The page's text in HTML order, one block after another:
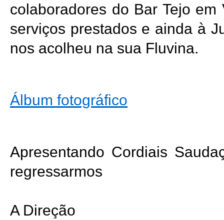
colaboradores do Bar Tejo
serviços prestados e ainda à
nos acolheu na sua Fluvina.
Álbum fotográfico
Apresentando Cordiais
regressarmos
A Direção